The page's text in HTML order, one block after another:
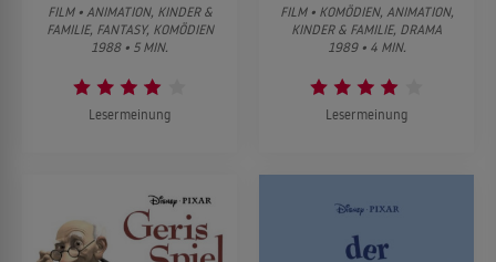
FILM • ANIMATION, KINDER &
FAMILIE, FANTASY, KOMÖDIEN
1988 • 5 MIN.
Lesermeinung
FILM • KOMÖDIEN, ANIMATION,
KINDER & FAMILIE, DRAMA
1989 • 4 MIN.
Lesermeinung